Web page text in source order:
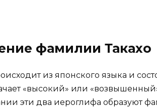
фамилии Такахо
из японского языка и
«высокий» или
эти два иероглифа образуют